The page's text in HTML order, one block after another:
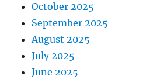
October 2025
September 2025
August 2025
July 2025
June 2025